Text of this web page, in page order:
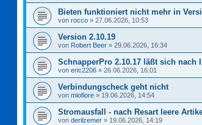
Bieten funktioniert nicht mehr in
von rocco » 27.06.2026, 10:53
Version 2.10.19
von Robert Beer » 29.06.2026, 16:34
SchnapperPro 2.10.17 läßt sich
von eric2206 » 26.06.2026, 16:01
Verbindungscheck geht nicht
von miofiore » 19.06.2026, 14:54
Stromausfall - nach Resart leere
von derilzemer » 19.06.2026, 14:19